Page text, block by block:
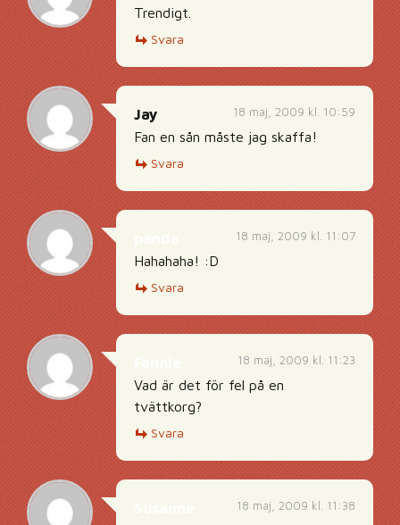
Trendigt.
Svara
18 maj, 2009 kl. 10:59
Jay
Fan en sån måste jag skaffa!
Svara
18 maj, 2009 kl. 11:07
Hahahaha! :D
Svara
18 maj, 2009 kl. 11:23
Vad är det för fel på en
tvättkorg?
Svara
18 maj, 2009 kl. 11:38